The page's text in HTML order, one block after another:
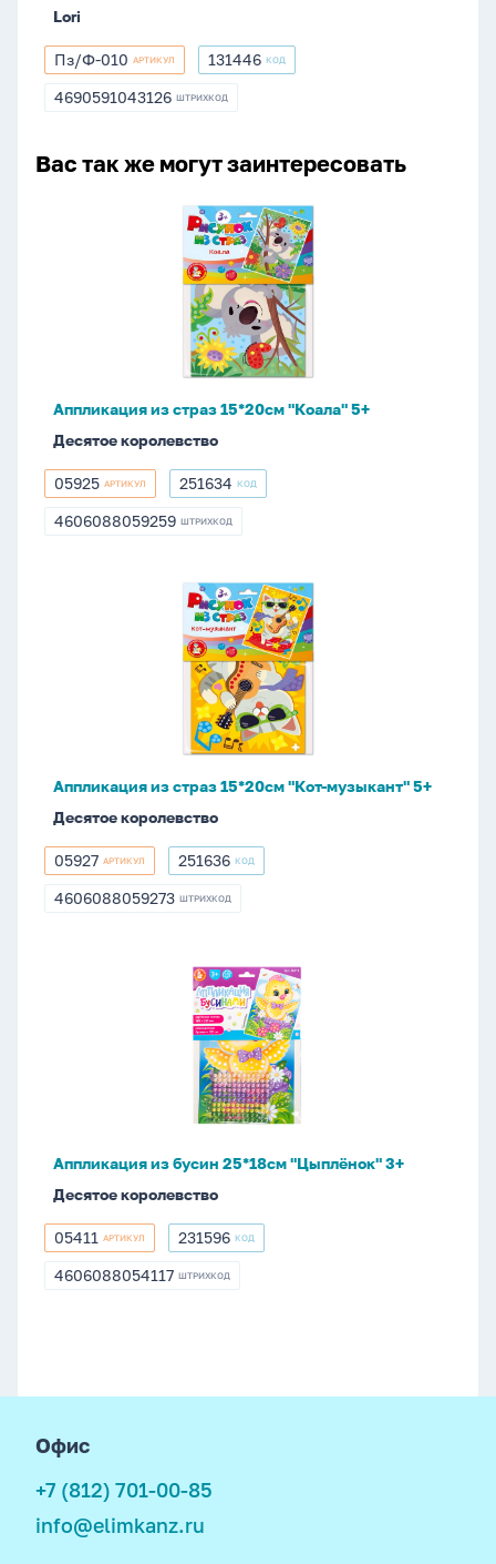
Lori
Пз/
Ф-010
Пз/Ф-010 АРТИКУЛ 131446
131446 КОД
4690591043126
4690591043126 ШТРИХКОД
Вас так же могут заинтересовать
Аппликация из страз 15*20см "Коала" 5+
Десятое королевство
05925
05925 АРТИКУЛ 251634
251634 КОД
4606088059259
4606088059259 ШТРИХКОД
Аппликация из страз 15*20см "Кот-музыкант" 5+
Десятое королевство
05927
05927 АРТИКУЛ 251636
251636 КОД
4606088059273
4606088059273 ШТРИХКОД
Аппликация из бусин 25*18см "Цыплёнок" 3+
Десятое королевство
05411
05411 АРТИКУЛ 231596
231596 КОД
4606088054117
4606088054117 ШТРИХКОД
Офис
+7 (812) 701-00-85
info@elimkanz.ru